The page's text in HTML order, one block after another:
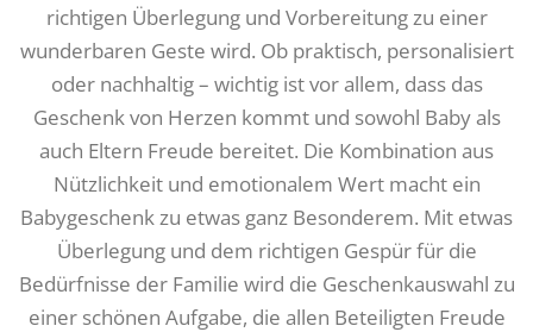
richtigen Überlegung und Vorbereitung zu einer
wunderbaren Geste wird. Ob praktisch, personalisiert
oder nachhaltig – wichtig ist vor allem, dass das
Geschenk von Herzen kommt und sowohl Baby als
auch Eltern Freude bereitet. Die Kombination aus
Nützlichkeit und emotionalem Wert macht ein
Babygeschenk zu etwas ganz Besonderem. Mit etwas
Überlegung und dem richtigen Gespür für die
Bedürfnisse der Familie wird die Geschenkauswahl zu
einer schönen Aufgabe, die allen Beteiligten Freude